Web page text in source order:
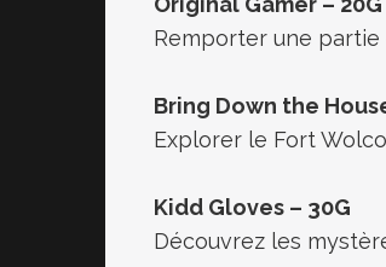
Remporter une
Bring Down the
Explorer le Fort
Kidd Gloves – 30G
Découvrez les